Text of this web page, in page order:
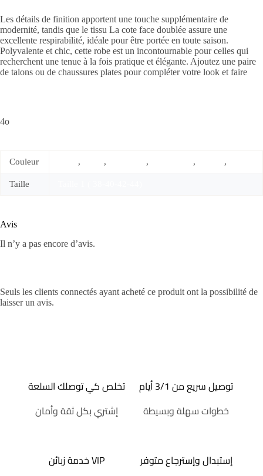
Les détails de finition apportent une touche supplémentaire de
modernité, tandis que le tissu La cote face doublée assure une
excellente respirabilité, idéale pour être portée en toute saison.
Polyvalente et chic, cette robe est un incontournable pour celles qui
recherchent une tenue à la fois pratique et élégante. Ajoutez une paire
de talons ou de chaussures plates pour compléter votre look et faire
4o
Couleur , , , , ,
Taille
Avis
Il n’y a pas encore d’avis.
Seuls les clients connectés ayant acheté ce produit ont la possibilité de
laisser un avis.
تخلص كي توصلك السلعة
إشتري بكل ثقة وأمان
توصيل سريع من 3/1 أيام
خطوات سهلة وبسيطة
خدمة زبائن VIP إستبدال وإسترجاع متوفر